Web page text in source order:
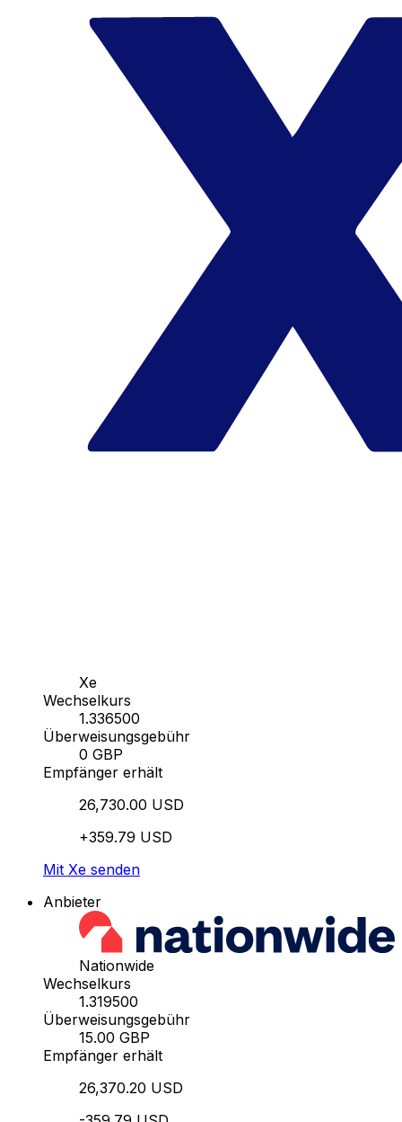
Xe
Wechselkurs
1.336500
Überweisungsgebühr
0 GBP
Empfänger erhält
26,730.00 USD
+359.79 USD
Mit Xe senden
Anbieter
Nationwide
Wechselkurs
1.319500
Überweisungsgebühr
15.00 GBP
Empfänger erhält
26,370.20 USD